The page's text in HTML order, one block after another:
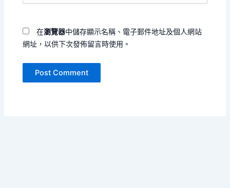
在瀏覽器中儲存顯示名稱、電子郵件地址及個人網站
網址，以供下次發佈留言時使用。